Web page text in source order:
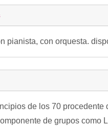
pianista, con orquesta.
de los 70
de grupos como